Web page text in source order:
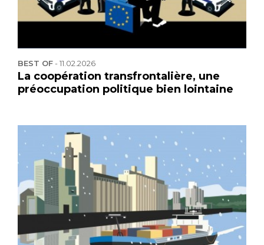
BEST OF-11.02.2026
La coopération transfrontalière, une
préoccupation politique bien lointaine